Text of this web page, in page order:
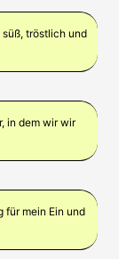
tröstlich und
in dem wir wir
für mein Ein und